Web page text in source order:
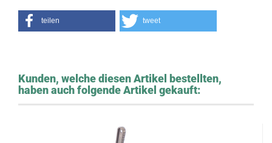
teilen tweet
Kunden, welche diesen Artikel bestellten,
haben auch folgende Artikel gekauft: